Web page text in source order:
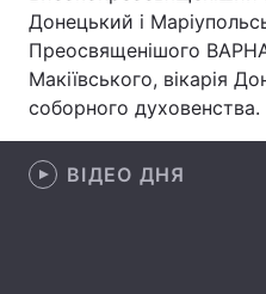
Зброя
Здоров'я
Цікавинки
Екологія
Донецький і
Преосвященішого
Макіївського, вікарія
соборного духовенства.
ВІДЕО ДНЯ